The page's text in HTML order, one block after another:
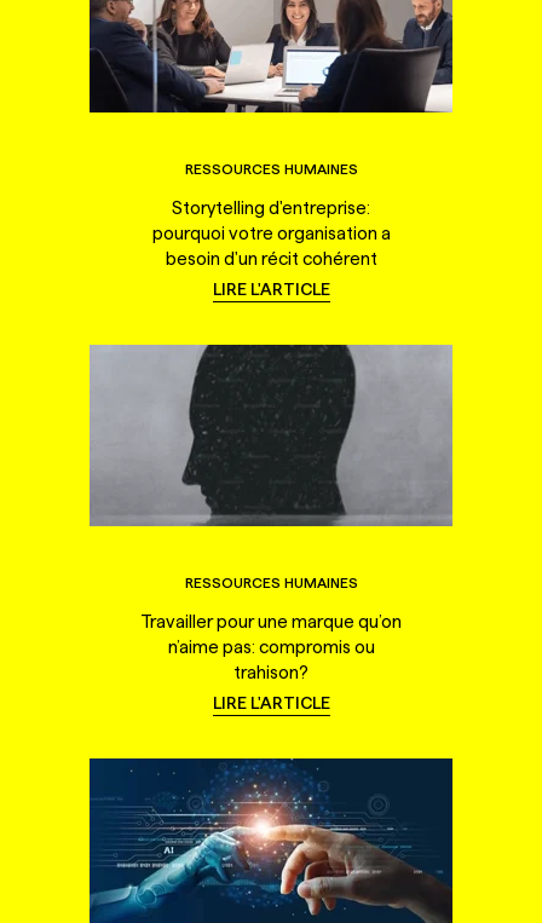
RESSOURCES HUMAINES
Storytelling d'entreprise:
pourquoi votre organisation a
besoin d'un récit cohérent
LIRE L'ARTICLE
RESSOURCES HUMAINES
Travailler pour une marque qu’on
n’aime pas: compromis ou
trahison?
LIRE L'ARTICLE